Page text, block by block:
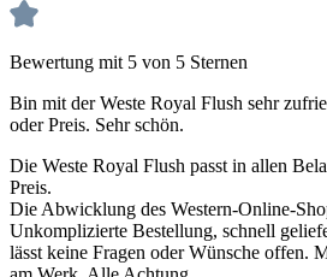
Bewertung mit 5 von 5 Sternen
Bin mit der Weste Royal Flush sehr
oder Preis. Sehr schön.
Die Weste Royal Flush passt in allen
Preis.
Die Abwicklung des Western-Online-
Unkomplizierte Bestellung, schnell
lässt keine Fragen oder Wünsche offen.